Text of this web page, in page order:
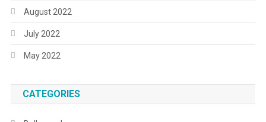
August 2022
July 2022
May 2022
CATEGORIES